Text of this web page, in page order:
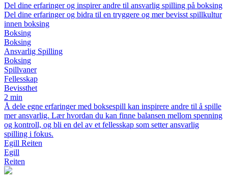
Del dine erfaringer og inspirer andre til ansvarlig spilling på boksing
Del dine erfaringer og bidra til en tryggere og mer bevisst spillkultur
innen boksing
Boksing
Boksing
Ansvarlig Spilling
Boksing
Spillvaner
Fellesskap
Bevissthet
2 min
Å dele egne erfaringer med boksespill kan inspirere andre til å spille
mer ansvarlig. Lær hvordan du kan finne balansen mellom spenning
og kontroll, og bli en del av et fellesskap som setter ansvarlig
spilling i fokus.
Egill Reiten
Egill
Reiten